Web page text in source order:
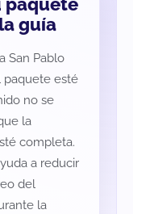
paquete
guía
San Pablo
paquete esté
no se
la
completa.
a reducir
del
la